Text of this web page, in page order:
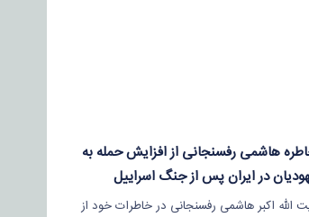
هاشمی رفسنجانی از افزایش حمله به
در ایران پس از جنگ اسراییل
الله اکبر هاشمی رفسنجانی در خاطرات خود از